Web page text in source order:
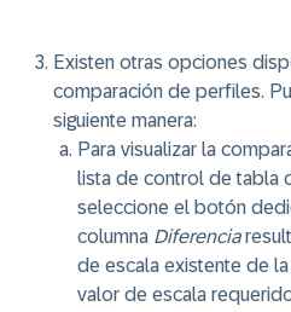
Existen otras opciones
comparación de perfiles.
siguiente manera:
Para visualizar la
lista de control de tabla
seleccione el botón
columna Diferencia
de escala existente de
valor de escala